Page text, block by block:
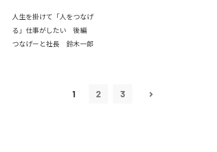
人生を掛けて「人をつなげ
る」仕事がしたい 後編
つなげーと社長 鈴木一郎
1 2 3